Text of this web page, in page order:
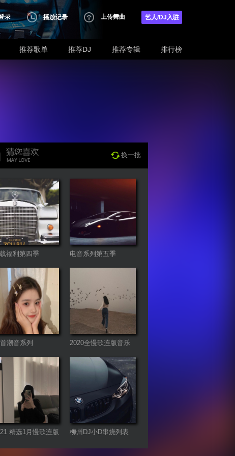
录 播放记录 上传舞曲 艺人/DJ入驻
推荐歌单 推荐DJ 推荐专辑 排行榜
换一批
福利第四季 电音系列第五季
潮音系列
2020全慢歌连版音乐
串烧第二季
精选1月慢歌连版
柳州DJ小D串烧列表